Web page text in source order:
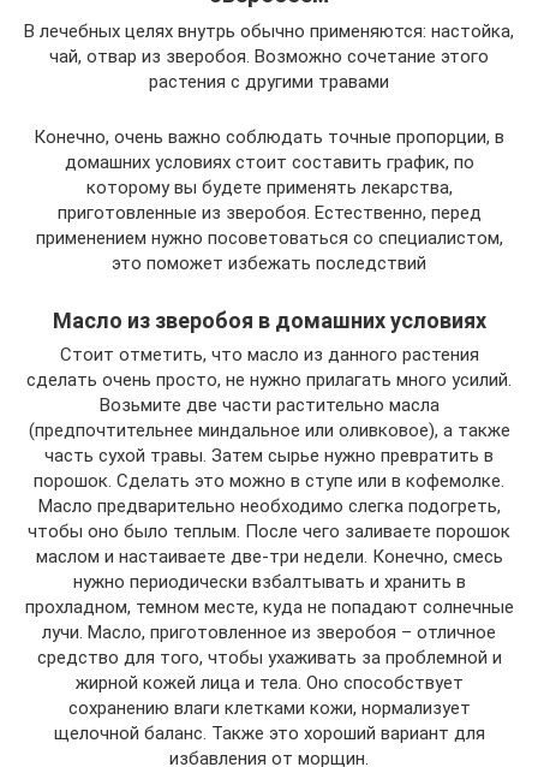
В лечебных целях внутрь обычно применяются: настойка,
чай, отвар из зверобоя. Возможно сочетание этого
растения с другими травами
Конечно, очень важно соблюдать точные пропорции, в
домашних условиях стоит составить график, по
которому вы будете применять лекарства,
приготовленные из зверобоя. Естественно, перед
применением нужно посоветоваться со специалистом,
это поможет избежать последствий
Масло из зверобоя в домашних условиях
Стоит отметить, что масло из данного растения
сделать очень просто, не нужно прилагать много усилий.
Возьмите две части растительно масла
(предпочтительнее миндальное или оливковое), а также
часть сухой травы. Затем сырье нужно превратить в
порошок. Сделать это можно в ступе или в кофемолке.
Масло предварительно необходимо слегка подогреть,
чтобы оно было теплым. После чего заливаете порошок
маслом и настаиваете две-три недели. Конечно, смесь
нужно периодически взбалтывать и хранить в
прохладном, темном месте, куда не попадают солнечные
лучи. Масло, приготовленное из зверобоя – отличное
средство для того, чтобы ухаживать за проблемной и
жирной кожей лица и тела. Оно способствует
сохранению влаги клетками кожи, нормализует
щелочной баланс. Также это хороший вариант для
избавления от морщин.